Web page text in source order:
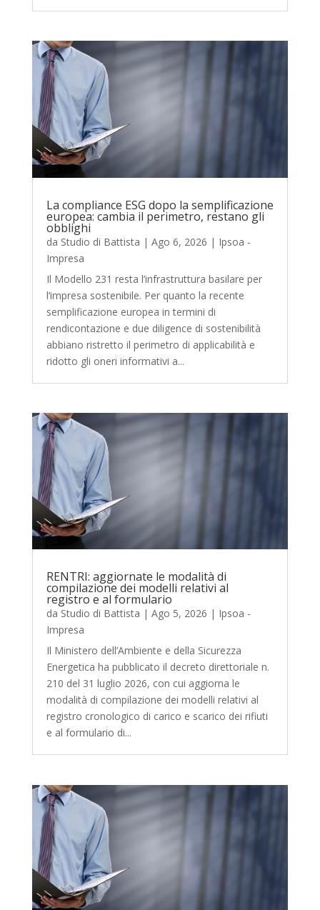
La compliance ESG dopo la semplificazione
europea: cambia il perimetro, restano gli
obblighi
da Studio di Battista | Ago 6, 2026 | Ipsoa -
Impresa
Il Modello 231 resta l’infrastruttura basilare per
l’impresa sostenibile. Per quanto la recente
semplificazione europea in termini di
rendicontazione e due diligence di sostenibilità
abbiano ristretto il perimetro di applicabilità e
ridotto gli oneri informativi a...
RENTRI: aggiornate le modalità di
compilazione dei modelli relativi al
registro e al formulario
da Studio di Battista | Ago 5, 2026 | Ipsoa -
Impresa
Il Ministero dell’Ambiente e della Sicurezza
Energetica ha pubblicato il decreto direttoriale n.
210 del 31 luglio 2026, con cui aggiorna le
modalità di compilazione dei modelli relativi al
registro cronologico di carico e scarico dei rifiuti
e al formulario di...